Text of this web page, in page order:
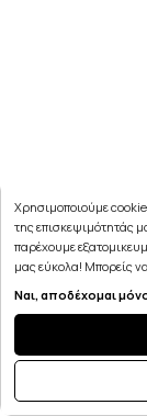
Klorane
Χρησιμοποιούμε
της επισκεψιμότητάς
παρέχουμε
μας εύκολα! Μπορείς
Ναι, αποδέχομαι